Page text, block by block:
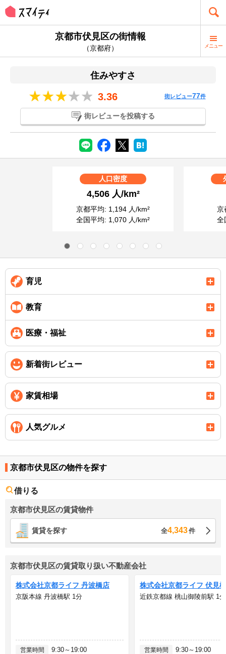
京都市伏見区の街情報
（京都府） メニュー
住みやすさ
3.36 街レビュー77件
街レビューを投稿する
人口密度
4,506 人/km²
京都平均: 1,194 人/km²
全国平均: 1,070 人/km²
京
全
育児
教育
医療・福祉
新着街レビュー
家賃相場
人気グルメ
京都市伏見区の物件を探す
借りる
京都市伏見区の賃貸物件
賃貸を探す 全4,343件
京都市伏見区の賃貸取り扱い不動産会社
株式会社京都ライフ 丹波橋店
京阪本線 丹波橋駅 1分
営業時間 9:30～19:00
株式会社京都ライフ 伏見
近鉄京都線 桃山御陵前駅 1分
営業時間 9:30～19:00